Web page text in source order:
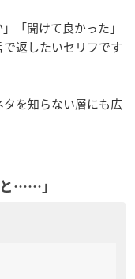
「聞けて良かった」
返したいセリフです
を知らない層にも広
と……」